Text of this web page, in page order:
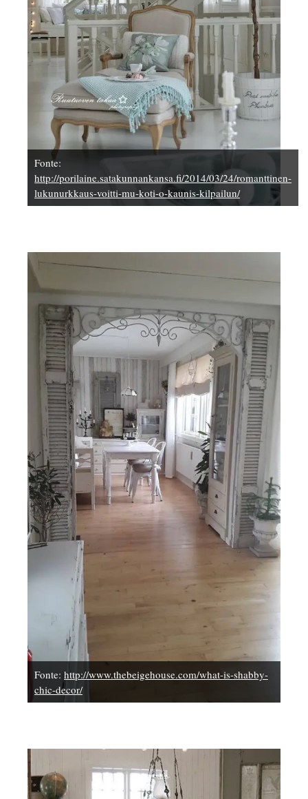
Fonte:
http://porilaine.satakunnankansa.fi/2014/03/24/romanttinen-
lukunurkkaus-voitti-mu-koti-o-kaunis-kilpailun/
Fonte: http://www.thebeigehouse.com/what-is-shabby-
chic-decor/